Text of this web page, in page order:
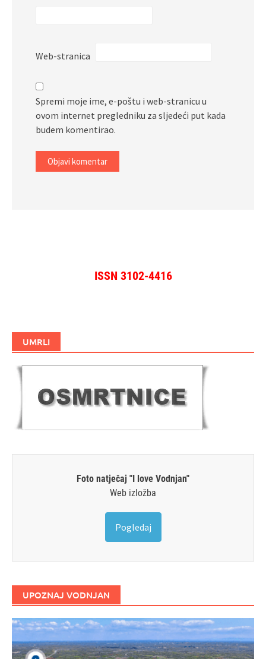
Web-stranica
Spremi moje ime, e-poštu i web-stranicu u
ovom internet pregledniku za sljedeći put kada
budem komentirao.
ISSN 3102-4416
UMRLI
Foto natječaj "I love Vodnjan"
Web izložba
Pogledaj
UPOZNAJ VODNJAN